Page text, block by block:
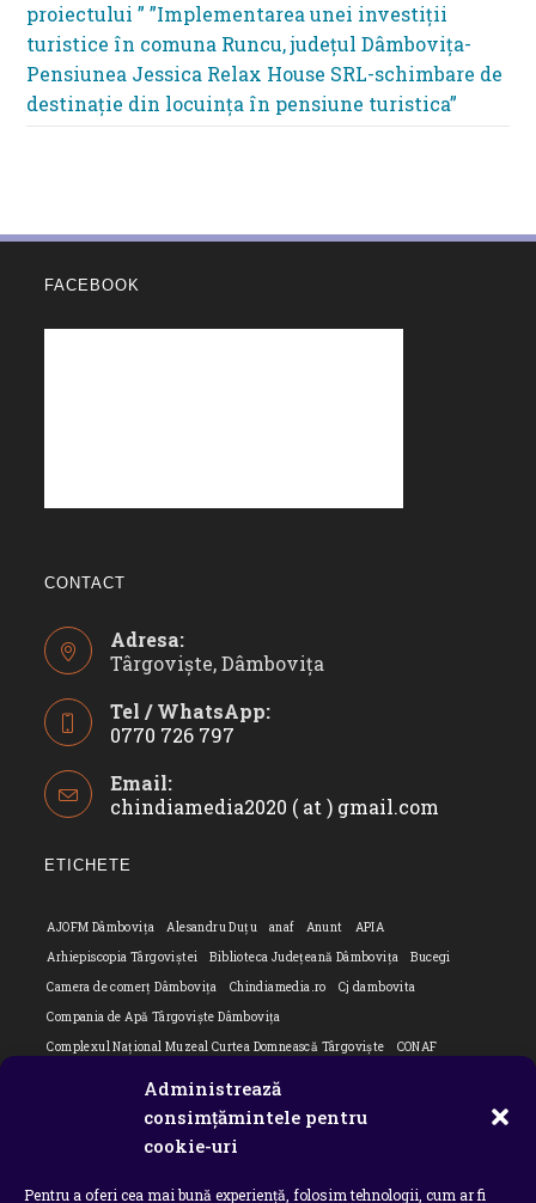
Administrează
consimțămintele pentru
cookie-uri
Pentru a oferi cea mai bună experiență, folosim tehnologii, cum ar fi
proiectului ” ”Implementarea unei investiții
turistice în comuna Runcu, județul Dâmbovița-
Pensiunea Jessica Relax House SRL-schimbare de
destinație din locuința în pensiune turistica”
FACEBOOK
CONTACT
Adresa:
Târgoviște, Dâmbovița
Tel / WhatsApp:
0770 726 797
in
your
Email:
chindiamedia2020 ( at ) gmail.com
ETICHETE
AJOFM Dâmbovița Alesandru Duțu anaf Anunt
APIA
Arhiepiscopia Târgoviștei
Biblioteca Județeană Dâmbovița
Bucegi
Camera de comerț Dâmbovița
Chindiamedia.ro
Cj dambovita
Compania de Apă Târgoviște Dâmbovița
Complexul Național Muzeal Curtea Domnească Târgoviște
CONAF
Flori Bungete
intreruperi energie electrica
ipj dambovita
MApN
Ministerul Educației ministerul sanatatii Nu-ți uita istoria